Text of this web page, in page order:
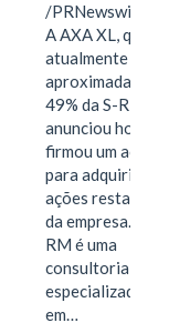
/PRNewswire/ --
A AXA XL, que
atualmente
49% da S-RM,
anunciou hoje
firmou um
para adquirir as
ações restantes
da empresa. A S-
RM é uma
consultoria
especializada
em…